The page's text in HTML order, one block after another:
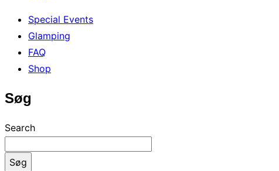
Special Events
Glamping
FAQ
Shop
Søg
Search
Søg